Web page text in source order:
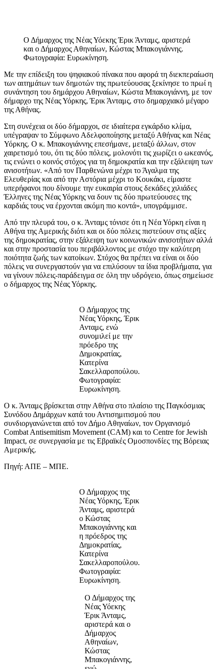
Ο Δήμαρχος της Νέας Υόεκης Έρικ Άνταμς, αριστερά
και ο Δήμαρχος Αθηναίων, Κώστας Μπακογιάννης.
Φωτογραφία: Ευρωκίνηση.
Με την επίδειξη του ψηφιακού πίνακα που αφορά τη διεκπεραίωση
των αιτημάτων των δημοτών της πρωτεύουσας ξεκίνησε το πρωί η
συνάντηση του δημάρχου Αθηναίων, Κώστα Μπακογιάννη, με τον
δήμαρχο της Νέας Υόρκης, Έρικ Άνταμς, στο δημαρχιακό μέγαρο
της Αθήνας.
Στη συνέχεια οι δύο δήμαρχοι, σε ιδιαίτερα εγκάρδιο κλίμα,
υπέγραψαν το Σύμφωνο Αδελφοποίησης μεταξύ Αθήνας και Νέας
Υόρκης. Ο κ. Μπακογιάννης επεσήμανε, μεταξύ άλλων, στον
χαιρετισμό του, ότι τις δύο πόλεις, μολονότι τις χωρίζει ο ωκεανός,
τις ενώνει ο κοινός στόχος για τη δημοκρατία και την εξάλειψη των
ανισοτήτων. «Από τον Παρθενώνα μέχρι το Άγαλμα της
Ελευθερίας και από την Αστόρια μέχρι το Κουκάκι, είμαστε
υπερήφανοι που δίνουμε την ευκαιρία στους δεκάδες χιλιάδες
Έλληνες της Νέας Υόρκης να δουν τις δύο πρωτεύουσες της
καρδιάς τους να έρχονται ακόμη πιο κοντά», υπογράμμισε.
Από την πλευρά του, ο κ. Άνταμς τόνισε ότι η Νέα Υόρκη είναι η
Αθήνα της Αμερικής διότι και οι δύο πόλεις πιστεύουν στις αξίες
της δημοκρατίας, στην εξάλειψη των κοινωνικών ανισοτήτων αλλά
και στην προστασία του περιβάλλοντος με στόχο την καλύτερη
ποιότητα ζωής των κατοίκων. Στόχος θα πρέπει να είναι οι δύο
πόλεις να συνεργαστούν για να επιλύσουν τα ίδια προβλήματα, για
να γίνουν πόλεις-παράδειγμα σε όλη την υδρόγειο, όπως σημείωσε
ο δήμαρχος της Νέας Υόρκης.
Ο Δήμαρχος της
Νέας Υόρκης, Έρικ
Ανταμς, ενώ
συνομιλεί με την
πρόεδρο της
Δημοκρατίας,
Κατερίνα
Σακελλαροπούλου.
Φωτογραφία:
Ευρωκίνηση.
Ο κ. Άνταμς βρίσκεται στην Αθήνα στο πλαίσιο της Παγκόσμιας
Συνόδου Δημάρχων κατά του Αντισημιτισμού που
συνδιοργανώνεται από τον Δήμο Αθηναίων, τον Οργανισμό
Combat Antisemitism Movement (CAM) και το Centre for Jewish
Impact, σε συνεργασία με τις Εβραϊκές Ομοσπονδίες της Βόρειας
Αμερικής.
Πηγή: ΑΠΕ – ΜΠΕ.
Ο Δήμαρχος της
Νέας Υόρκης, Έρικ
Άνταμς, αριστερά
ο Κώστας
Μπακογιάννης και
η πρόεδρος της
Δημοκρατίας,
Κατερίνα
Σακελλαροπούλου.
Φωτογραφία:
Ευρωκίνηση.
Ο Δήμαρχος της
Νέας Υόεκης
Έρικ Άνταμς,
αριστερά και ο
Δήμαρχος
Αθηναίων,
Κώστας
Μπακογιάννης,